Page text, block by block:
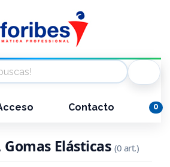
Contacto 0
Gomas Elásticas(0 art.)